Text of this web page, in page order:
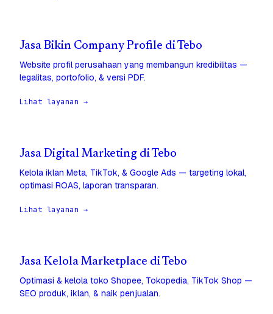
Jasa Bikin Company Profile di Tebo
Website profil perusahaan yang membangun kredibilitas —
legalitas, portofolio, & versi PDF.
Lihat layanan →
Jasa Digital Marketing di Tebo
Kelola iklan Meta, TikTok, & Google Ads — targeting lokal,
optimasi ROAS, laporan transparan.
Lihat layanan →
Jasa Kelola Marketplace di Tebo
Optimasi & kelola toko Shopee, Tokopedia, TikTok Shop —
SEO produk, iklan, & naik penjualan.